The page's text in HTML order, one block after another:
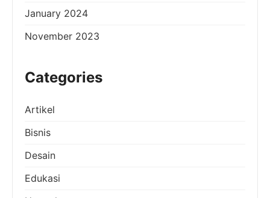
January 2024
November 2023
Categories
Artikel
Bisnis
Desain
Edukasi